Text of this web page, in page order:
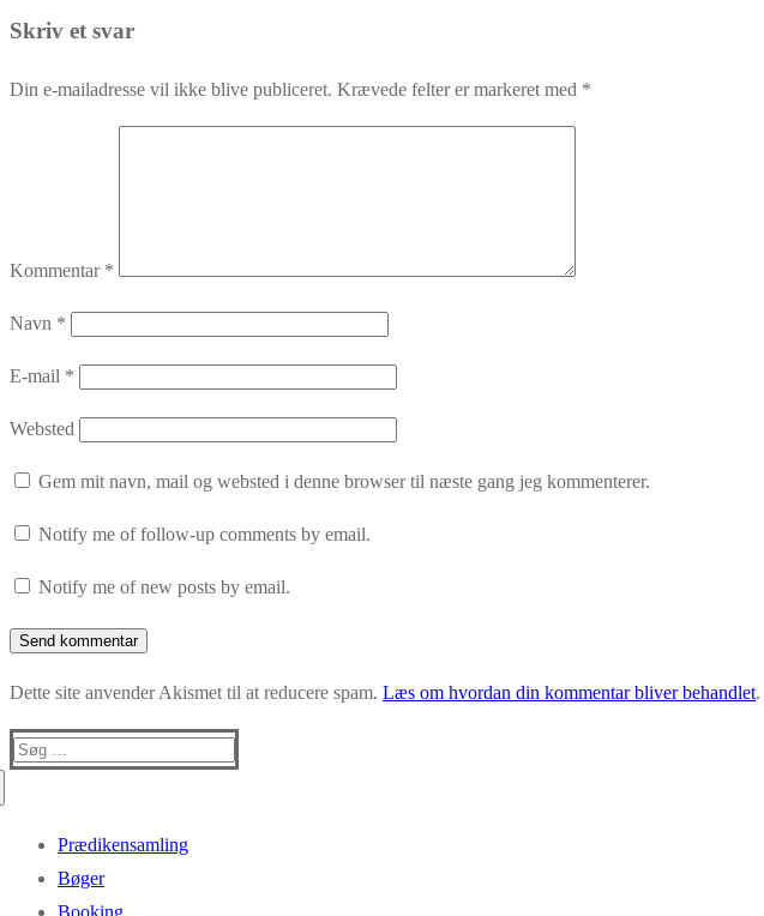
Skriv et svar
Din e-mailadresse vil ikke blive publiceret. Krævede felter er markeret med *
Kommentar *
Navn *
E-mail *
Websted
Gem mit navn, mail og websted i denne browser til næste gang jeg kommenterer.
Notify me of follow-up comments by email.
Notify me of new posts by email.
Dette site anvender Akismet til at reducere spam. Læs om hvordan din kommentar bliver behandlet.
Søg
Prædikensamling
Bøger
Booking